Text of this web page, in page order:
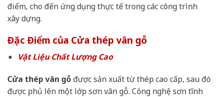
điểm, cho đến ứng dụng thực tế trong các công trình
xây dựng.
Đặc Điểm của Cửa thép vân gỗ
Vật Liệu Chất Lượng Cao
Cửa thép vân gỗ được sản xuất từ thép cao cấp, sau đó
được phủ lên một lớp sơn vân gỗ. Công nghệ sơn tĩnh